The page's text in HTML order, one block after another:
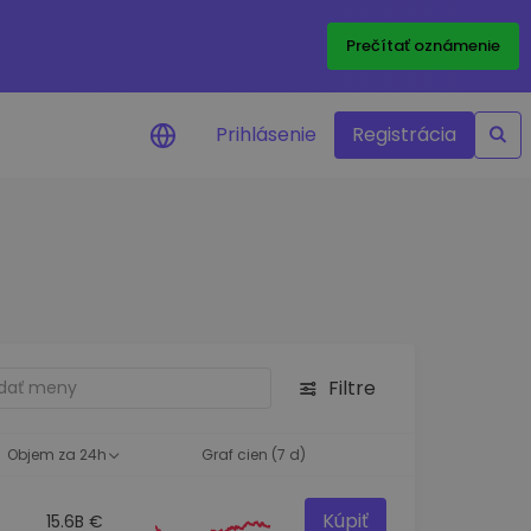
Prečítať oznámenie
príležitosti
pre optimálny
Prihlásenie Registrácia
Filtre
Objem za 24h Graf cien (7 d)
15.6B € Kúpiť